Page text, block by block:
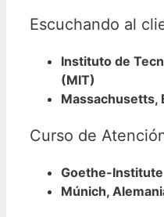
Escuchando al
Instituto de
(MIT)
Massachusetts,
Curso de
Goethe-Institute
Múnich,